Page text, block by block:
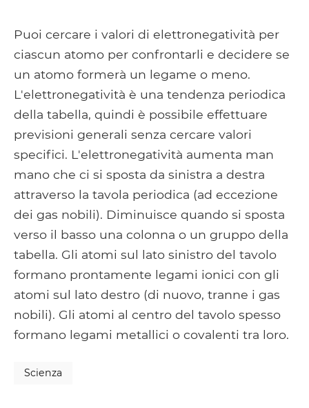
Puoi cercare i valori di elettronegatività per
ciascun atomo per confrontarli e decidere se
un atomo formerà un legame o meno.
L'elettronegatività è una tendenza periodica
della tabella, quindi è possibile effettuare
previsioni generali senza cercare valori
specifici. L'elettronegatività aumenta man
mano che ci si sposta da sinistra a destra
attraverso la tavola periodica (ad eccezione
dei gas nobili). Diminuisce quando si sposta
verso il basso una colonna o un gruppo della
tabella. Gli atomi sul lato sinistro del tavolo
formano prontamente legami ionici con gli
atomi sul lato destro (di nuovo, tranne i gas
nobili). Gli atomi al centro del tavolo spesso
formano legami metallici o covalenti tra loro.
Scienza